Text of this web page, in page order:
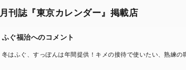
月刊誌『東京カレンダー』掲載店
ふぐ福治へのコメント
冬はふぐ、すっぽんは年間提供！キメの接待で使いたい、熟練の